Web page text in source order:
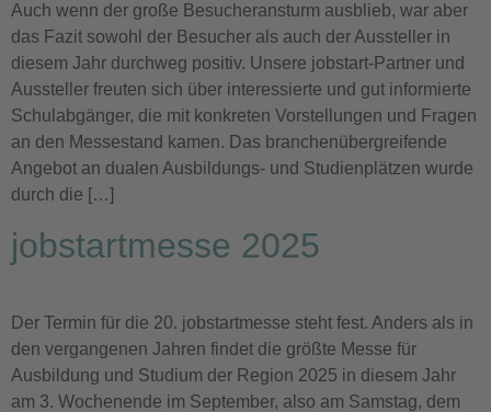
Auch wenn der große Besucheransturm ausblieb, war aber
das Fazit sowohl der Besucher als auch der Aussteller in
diesem Jahr durchweg positiv. Unsere jobstart-Partner und
Aussteller freuten sich über interessierte und gut informierte
Schulabgänger, die mit konkreten Vorstellungen und Fragen
an den Messestand kamen. Das branchenübergreifende
Angebot an dualen Ausbildungs- und Studienplätzen wurde
durch die […]
jobstartmesse 2025
Der Termin für die 20. jobstartmesse steht fest. Anders als in
den vergangenen Jahren findet die größte Messe für
Ausbildung und Studium der Region 2025 in diesem Jahr
am 3. Wochenende im September, also am Samstag, dem